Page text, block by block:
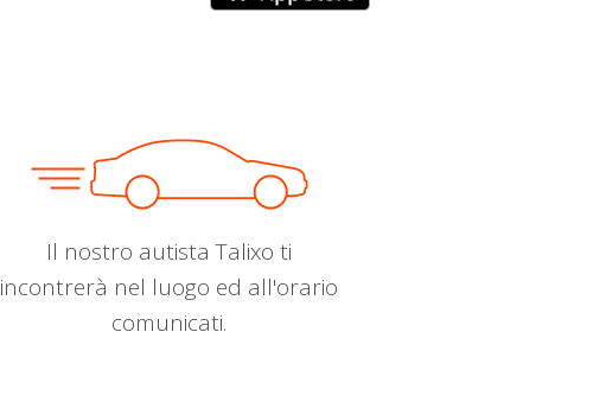
Il nostro autista Talixo ti
incontrerà nel luogo ed all'orario
comunicati.